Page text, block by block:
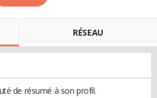
RÉSEAU
de résumé à son profil.